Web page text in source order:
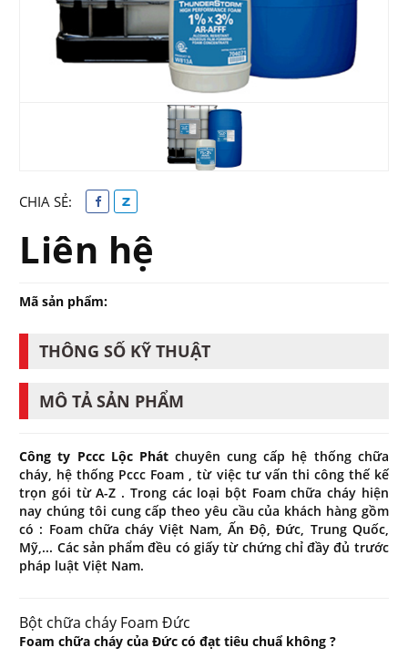
CHIA SẺ:
Liên hệ
Mã sản phẩm:
THÔNG SỐ KỸ THUẬT
MÔ TẢ SẢN PHẨM
Công ty Pccc Lộc Phát chuyên cung cấp hệ thống chữa
cháy, hệ thống Pccc Foam , từ việc tư vấn thi công thế kế
trọn gói từ A-Z . Trong các loại bột Foam chữa cháy hiện
nay chúng tôi cung cấp theo yêu cầu của khách hàng gồm
có : Foam chữa cháy Việt Nam, Ấn Độ, Đức, Trung Quốc,
Mỹ,... Các sản phẩm đều có giấy từ chứng chỉ đầy đủ trước
pháp luật Việt Nam.
Bột chữa cháy Foam Đức
Foam chữa cháy của Đức có đạt tiêu chuẩ không ?